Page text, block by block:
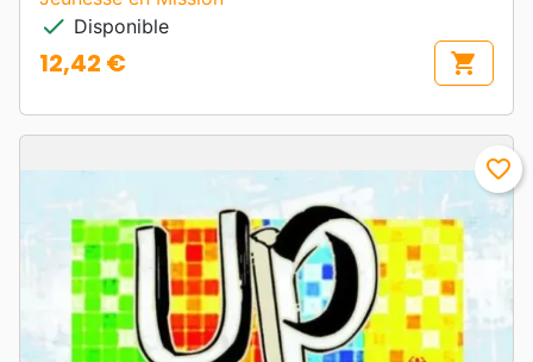
check Disponible
Prix
12,42 € shopping_cart
favorite_border